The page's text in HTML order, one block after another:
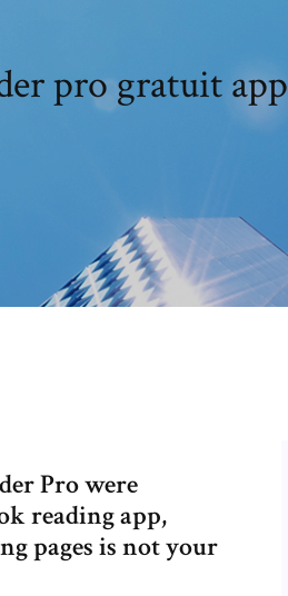
pro gratuit app
Pro were
reading app,
pages is not your